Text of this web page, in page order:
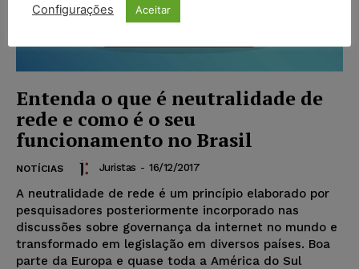
Entenda o que é neutralidade de
rede e como é o seu
funcionamento no Brasil
NOTÍCIAS Juristas - 16/12/2017
A neutralidade de rede é um princípio elaborado por
pesquisadores posteriormente incorporado nas
discussões sobre governança da internet no mundo e
transformado em legislação em diversos países. Boa
parte da Europa e quase toda a América do Sul
Configurações Aceitar